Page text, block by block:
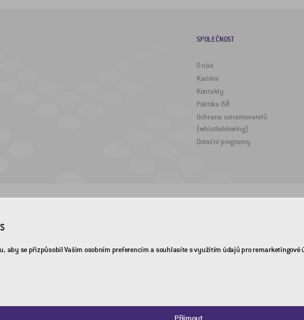
SPOLEČNOST
O nás
Kariéra
Kontakty
Politika ISŘ
Ochrana oznamovatelů
(whistleblowing)
Dotační programy
aby se přizpůsobil Vašim osobním preferencím a souhlasíte s využitím údajů pro remarketingové